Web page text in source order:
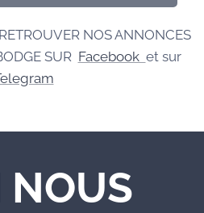
NOS ANNONCES
SUR Facebook et sur
NOUS